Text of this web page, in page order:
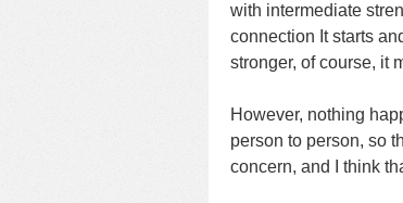
with intermediate
connection It starts
stronger, of course, it
However, nothing
person to person, so
concern, and I think